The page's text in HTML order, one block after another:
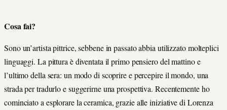
Cosa fai?
Sono un’artista pittrice, sebbene in passato abbia utilizzato molteplici
linguaggi. La pittura è diventata il primo pensiero del mattino e
l’ultimo della sera: un modo di scoprire e percepire il mondo, una
strada per tradurlo e suggerirne una prospettiva. Recentemente ho
cominciato a esplorare la ceramica, grazie alle iniziative di Lorenza